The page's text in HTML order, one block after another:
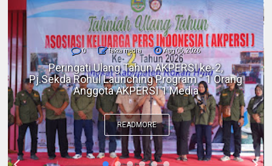
0 fakta media Aug 06, 2026
Polres Inhil bersama Pemkab Inhil dan
BKSDA Riau Perkuat Sinergi Tangani
Gangguan Kera Liar di Tembilahan
READMORE